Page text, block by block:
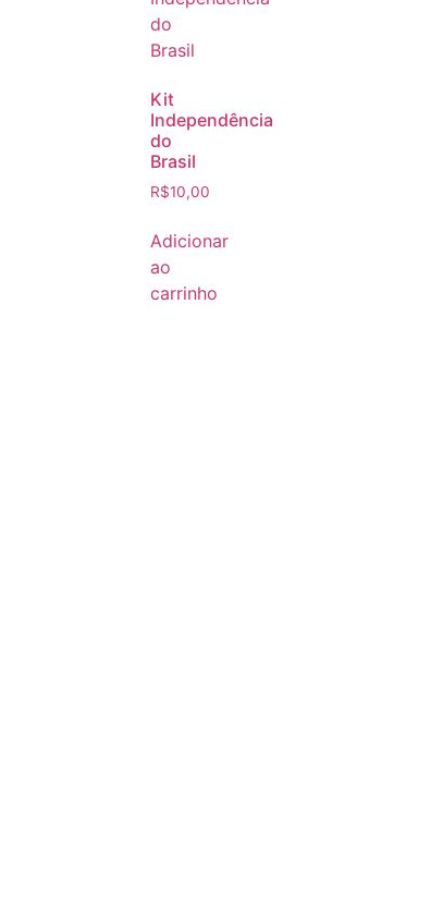
Kit
Independência
do
Brasil
R$10,00
Adicionar
ao
carrinho